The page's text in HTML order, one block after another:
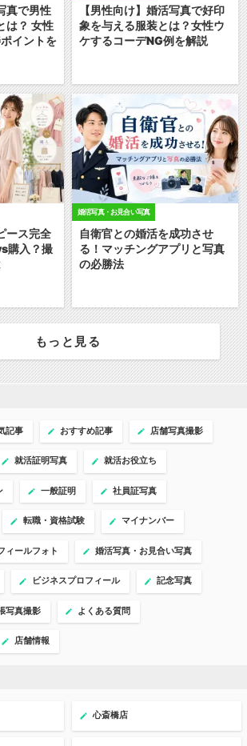
真で男性
は？ 女性
イントを
【男性向け】婚活写真で好印
象を与える服装とは？女性ウ
ケするコーデNG例を解説
ース完全
購入？撮
婚活写真・お見合い写真
自衛官との婚活を成功させ
る！マッチングアプリと写真
の必勝法
もっと見る
記事 おすすめ記事 店舗写真撮影
就活証明写真 就活お役立ち
一般証明 社員証写真
転職・資格試験 マイナンバー
ィールフォト 婚活写真・お見合い写真
ビジネスプロフィール 記念写真
写真撮影 よくある質問
店舗情報
心斎橋店